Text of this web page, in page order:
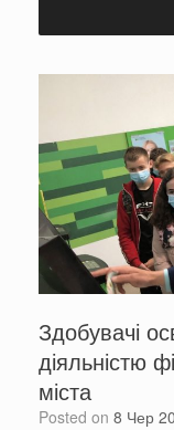
Здобувачі
діяльністю
міста
Posted on 8 Чер